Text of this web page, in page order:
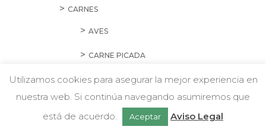
CARNES
AVES
CARNE PICADA
CERDO
CORDERO Y CONEJO
EMBUTIDOS
w Chatea con nosotros
Utilizamos cookies para asegurar la mejor experiencia en
nuestra web. Si continúa navegando asumiremos que
está de acuerdo.
Aceptar Aviso Legal